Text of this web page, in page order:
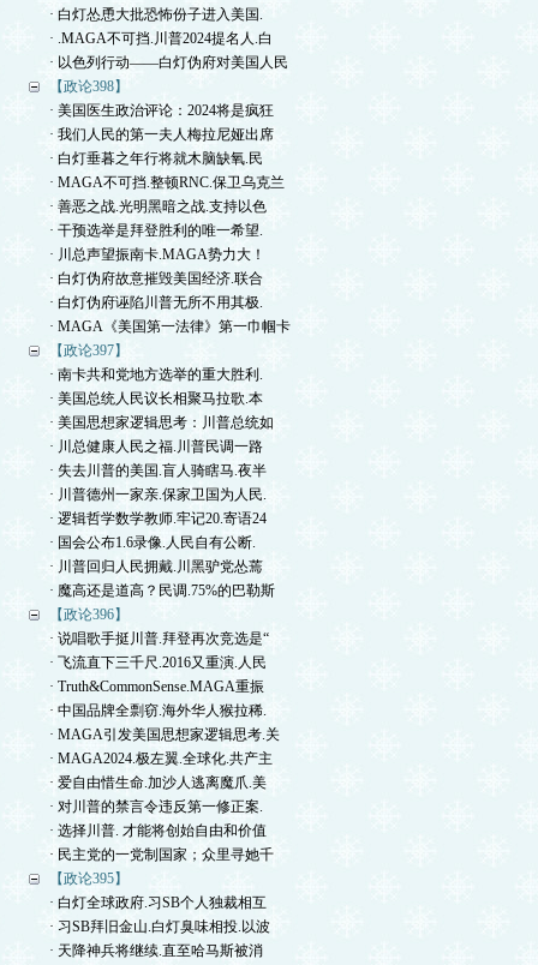
· 白灯怂恿大批恐怖份子进入美国.
· .MAGA不可挡.川普2024提名人.白
· 以色列行动——白灯伪府对美国人民
【政论398】
· 美国医生政治评论：2024将是疯狂
· 我们人民的第一夫人梅拉尼娅出席
· 白灯垂暮之年行将就木脑缺氧.民
· MAGA不可挡.整顿RNC.保卫乌克兰
· 善恶之战.光明黑暗之战.支持以色
· 干预选举是拜登胜利的唯一希望.
· 川总声望振南卡.MAGA势力大！
· 白灯伪府故意摧毁美国经济.联合
· 白灯伪府诬陷川普无所不用其极.
· MAGA《美国第一法律》第一巾帼卡
【政论397】
· 南卡共和党地方选举的重大胜利.
· 美国总统人民议长相聚马拉歌.本
· 美国思想家逻辑思考：川普总统如
· 川总健康人民之福.川普民调一路
· 失去川普的美国.盲人骑瞎马.夜半
· 川普德州一家亲.保家卫国为人民.
· 逻辑哲学数学教师.牢记20.寄语24
· 国会公布1.6录像.人民自有公断.
· 川普回归人民拥戴.川黑驴党怂蔫
· 魔高还是道高？民调.75%的巴勒斯
【政论396】
· 说唱歌手挺川普.拜登再次竞选是“
· 飞流直下三千尺.2016又重演.人民
· Truth&CommonSense.MAGA重振
· 中国品牌全剽窃.海外华人猴拉稀.
· MAGA引发美国思想家逻辑思考.关
· MAGA2024.极左翼.全球化.共产主
· 爱自由惜生命.加沙人逃离魔爪.美
· 对川普的禁言令违反第一修正案.
· 选择川普. 才能将创始自由和价值
· 民主党的一党制国家；众里寻她千
【政论395】
· 白灯全球政府.习SB个人独裁相互
· 习SB拜旧金山.白灯臭味相投.以波
· 天降神兵将继续.直至哈马斯被消